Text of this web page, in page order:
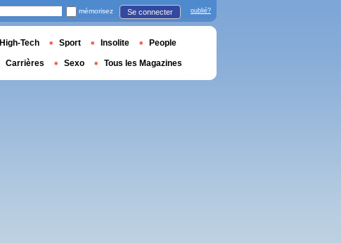
mémorisez Se connecter oublié?
High-Tech Sport Insolite People
Carrières Sexo Tous les Magazines